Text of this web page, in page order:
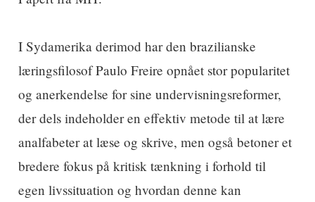
I Sydamerika derimod har den brazilianske
læringsfilosof Paulo Freire opnået stor popularitet
og anerkendelse for sine undervisningsreformer,
der dels indeholder en effektiv metode til at lære
analfabeter at læse og skrive, men også betoner et
bredere fokus på kritisk tænkning i forhold til
egen livssituation og hvordan denne kan